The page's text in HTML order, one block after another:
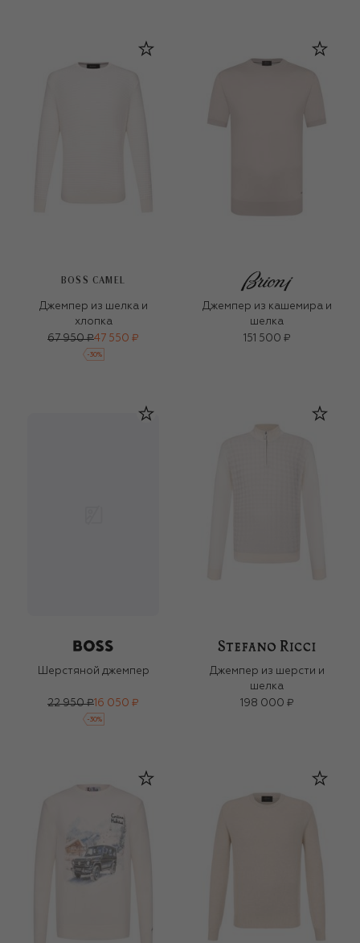
BOSS CAMEL
Джемпер из шелка и
хлопка
67 950 ₽47 550 ₽
-30%
Джемпер из кашемира и
шелка
151 500 ₽
Шерстяной джемпер
22 950 ₽ 16 050 ₽
-30%
Джемпер из шерсти и
шелка
198 000 ₽